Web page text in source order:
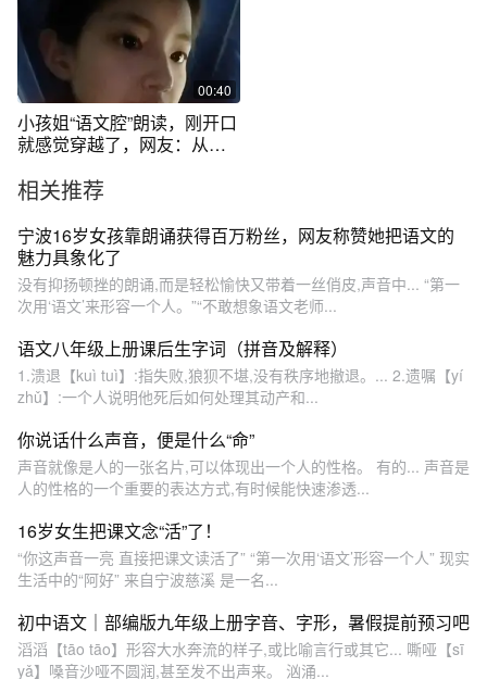
00:40
小孩姐“语文腔”朗读，刚开口
就感觉穿越了，网友：从来
这是我想象的我念书的声音 #
配音 #朗读
相关推荐
宁波16岁女孩靠朗诵获得百万粉丝，网友称赞她把语文的
魅力具象化了
没有抑扬顿挫的朗诵,而是轻松愉快又带着一丝俏皮,声音中... “第一
次用‘语文’来形容一个人。”“不敢想象语文老师...
语文八年级上册课后生字词（拼音及解释）
1.溃退【kuì tuì】:指失败,狼狈不堪,没有秩序地撤退。... 2.遗嘱【yí
zhǔ】:一个人说明他死后如何处理其动产和...
你说话什么声音，便是什么“命”
声音就像是人的一张名片,可以体现出一个人的性格。 有的... 声音是
人的性格的一个重要的表达方式,有时候能快速渗透...
16岁女生把课文念“活”了！
“你这声音一亮 直接把课文读活了” “第一次用‘语文’形容一个人” 现实
生活中的“阿好” 来自宁波慈溪 是一名...
初中语文｜部编版九年级上册字音、字形，暑假提前预习吧
滔滔【tāo tāo】形容大水奔流的样子,或比喻言行或其它... 嘶哑【sī
yǎ】嗓音沙哑不圆润,甚至发不出声来。 汹涌...